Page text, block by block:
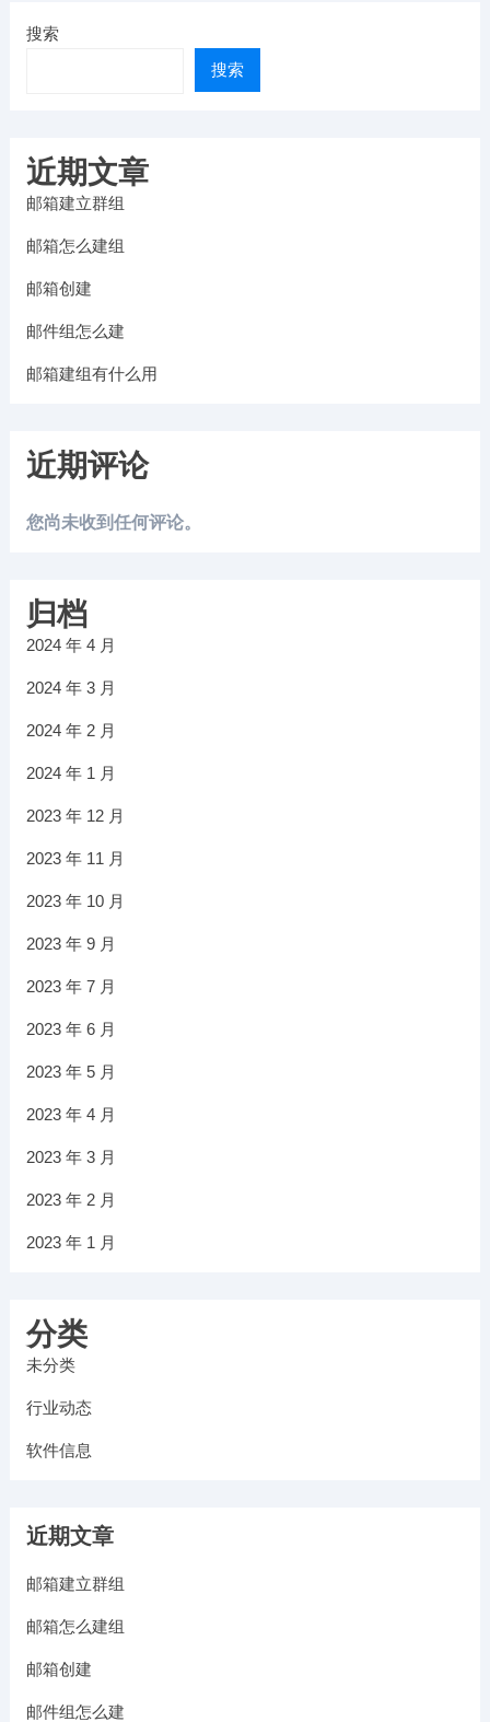
搜索
搜索
近期文章
邮箱建立群组
邮箱怎么建组
邮箱创建
邮件组怎么建
邮箱建组有什么用
近期评论
您尚未收到任何评论。
归档
2024 年 4 月
2024 年 3 月
2024 年 2 月
2024 年 1 月
2023 年 12 月
2023 年 11 月
2023 年 10 月
2023 年 9 月
2023 年 7 月
2023 年 6 月
2023 年 5 月
2023 年 4 月
2023 年 3 月
2023 年 2 月
2023 年 1 月
分类
未分类
行业动态
软件信息
近期文章
邮箱建立群组
邮箱怎么建组
邮箱创建
邮件组怎么建